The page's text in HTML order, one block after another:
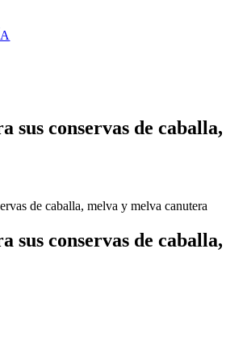
sus conservas de
de caballa, melva y melva canutera
sus conservas de